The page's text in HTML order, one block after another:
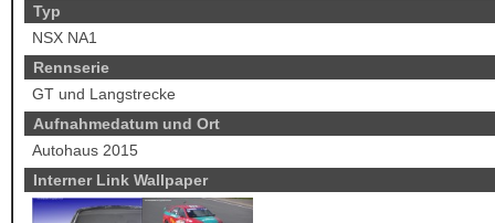
Typ
NSX NA1
Rennserie
GT und Langstrecke
Aufnahmedatum und Ort
Autohaus 2015
Interner Link Wallpaper